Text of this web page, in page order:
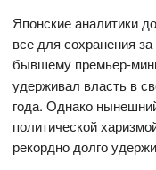
Японские аналитики
все для сохранения
бывшему премьер-
удерживал власть в
года. Однако
политической
рекордно долго